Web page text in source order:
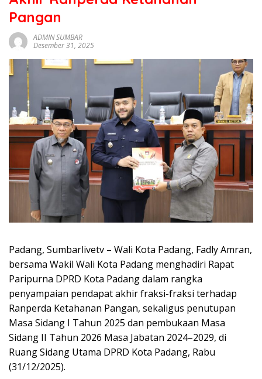
sumbar
tv
Pangan
ADMIN SUMBAR
Desember 31, 2025
Padang, Sumbarlivetv – Wali Kota Padang, Fadly Amran,
bersama Wakil Wali Kota Padang menghadiri Rapat
Paripurna DPRD Kota Padang dalam rangka
penyampaian pendapat akhir fraksi-fraksi terhadap
Ranperda Ketahanan Pangan, sekaligus penutupan
Masa Sidang I Tahun 2025 dan pembukaan Masa
Sidang II Tahun 2026 Masa Jabatan 2024–2029, di
Ruang Sidang Utama DPRD Kota Padang, Rabu
(31/12/2025).